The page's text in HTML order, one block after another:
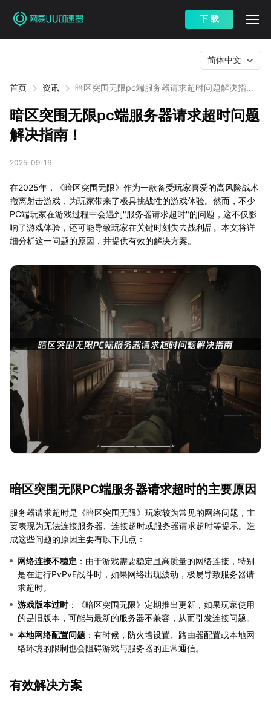
下 载
首页 资讯
暗区突围无限pc端服务器请求超时问题解决指
简体中文
暗区突围无限pc端服务器请求超时问题
解决指南！
2025-09-16
在2025年，《暗区突围无限》作为一款备受玩家喜爱的高风险战术
撤离射击游戏，为玩家带来了极具挑战性的游戏体验。然而，不少
PC端玩家在游戏过程中会遇到"服务器请求超时"的问题，这不仅影
响了游戏体验，还可能导致玩家在关键时刻失去战利品。本文将详
细分析这一问题的原因，并提供有效的解决方案。
暗区突围无限PC端服务器请求超时的主要原因
服务器请求超时是《暗区突围无限》玩家较为常见的网络问题，主
要表现为无法连接服务器、连接超时或服务器请求超时等提示。造
成这些问题的原因主要有以下几点：
网络连接不稳定 ：由于游戏需要稳定且高质量的网络连接，特别
是在进行PvPvE战斗时，如果网络出现波动，极易导致服务器请
求超时。
游戏版本过时：《暗区突围无限》定期推出更新，如果玩家使用
的是旧版本，可能与最新的服务器不兼容，从而引发连接问题。
本地网络配置问题 ：有时候，防火墙设置、路由器配置或本地网
络环境的限制也会阻碍游戏与服务器的正常通信。
有效解决方案